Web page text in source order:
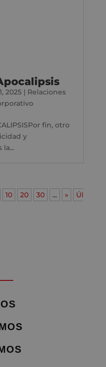
2025| Relaciones
fin, otro
y
10 20 30 ... »
Úl